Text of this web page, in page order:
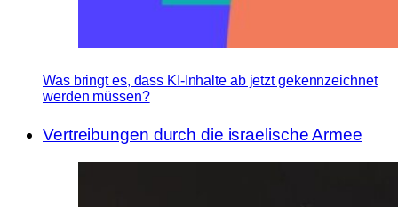
Was bringt es, dass KI-Inhalte ab jetzt gekennzeichnet
werden müssen?
Vertreibungen durch die israelische Armee